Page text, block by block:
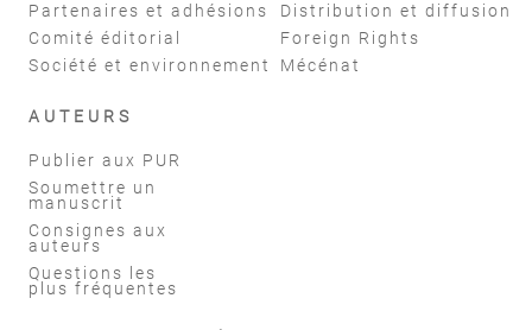
Partenaires et adhésions
Comité éditorial
Société et environnement
Distribution et diffusion
Foreign Rights
Mécénat
AUTEURS
Publier aux PUR
Soumettre un
manuscrit
Consignes aux
auteurs
Questions les
plus fréquentes